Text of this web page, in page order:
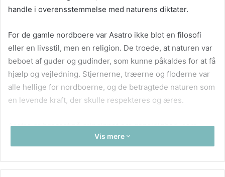
handle i overensstemmelse med naturens diktater.
For de gamle nordboere var Asatro ikke blot en filosofi
eller en livsstil, men en religion. De troede, at naturen var
beboet af guder og gudinder, som kunne påkaldes for at få
hjælp og vejledning. Stjernerne, træerne og floderne var
alle hellige for nordboerne, og de betragtede naturen som
en levende kraft, der skulle respekteres og æres.
Asatro er baseret på princippet om gensidighed, som
siger, at alt i universet hænger sammen, og at det, vi
Det betyder, at vi altid skal handle med hensyn til andre og
Vis mere